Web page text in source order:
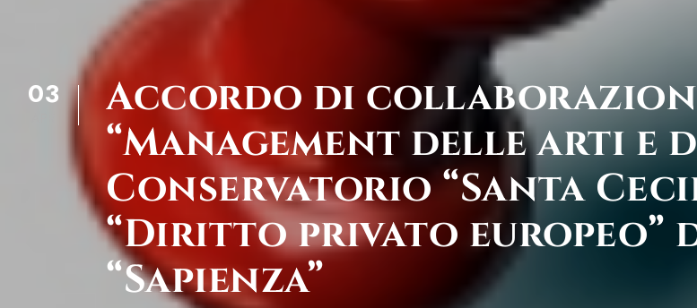
03
Accordo di
“Management delle arti e
Conservatorio “Santa
“Diritto privato europeo”
“Sapienza”